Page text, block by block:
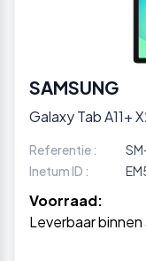
SAMSUNG
Galaxy Tab A11+
Referentie :
Inetum ID :
Voorraad:
Leverbaar